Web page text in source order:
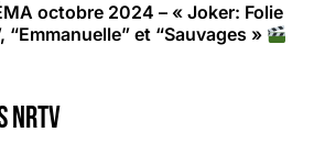
octobre 2024 – « Joker: Folie
“Emmanuelle” et “Sauvages »
nrtv